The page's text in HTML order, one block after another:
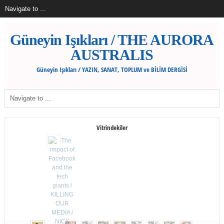
Güneyin Işıkları / THE AURORA
AUSTRALIS
Güneyin Işıkları / YAZIN, SANAT, TOPLUM ve BİLİM DERGİSİ
Vitrindekiler